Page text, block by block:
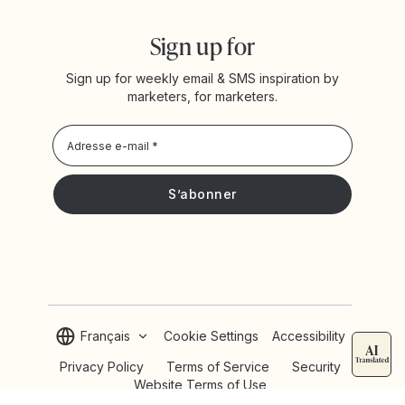
Sign up for
Sign up for weekly email & SMS inspiration by
marketers, for marketers.
Français
Terms of Service
Privacy Policy
Security
Website Terms of Use
Cookie Settings Accessibility